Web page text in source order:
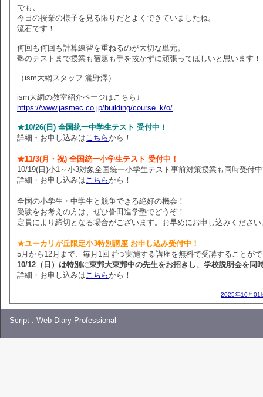
でも、
今日の授業の様子を見る限りだとよくできていましたね。
流石です！
何回も何回も計算練習を重ねるのが大切な単元。
塾のテストまで授業も宿題も手を抜かずに頑張ってほしいと思います！
（ism大網スタッフ 瀧野澤）
ism大網の教室紹介ページはこちら↓
https://www.jasmec.co.jp/building/course_k/o/
★10/26(日) 全国統一中学生テスト 受付中！
詳細・お申し込みはこちらから！
★11/3(月・祝) 全国統一小学生テスト 受付中！
10/19(日)小1～小3対象全国統一小学生テスト事前対策授業も同時受付
詳細・お申し込みはこちらから！
全国の小学生・中学生と競争できる絶好の機会！
受験をお考えの方は、ぜひ誉田進学塾でどうぞ！
定員により締切となる場合がございます。お早めにお申し込みください
★ユーカリが丘限定小3特別講座 お申し込み受付中！
5月から12月まで、毎月1回ずつ実施する講座を無料で受講することが
10/12（日）は特別に東邦大東邦中の先生をお招きし、学校説明会を同
詳細・お申し込みはこちらから！
2025年10月01
Script : Web Diary Professional